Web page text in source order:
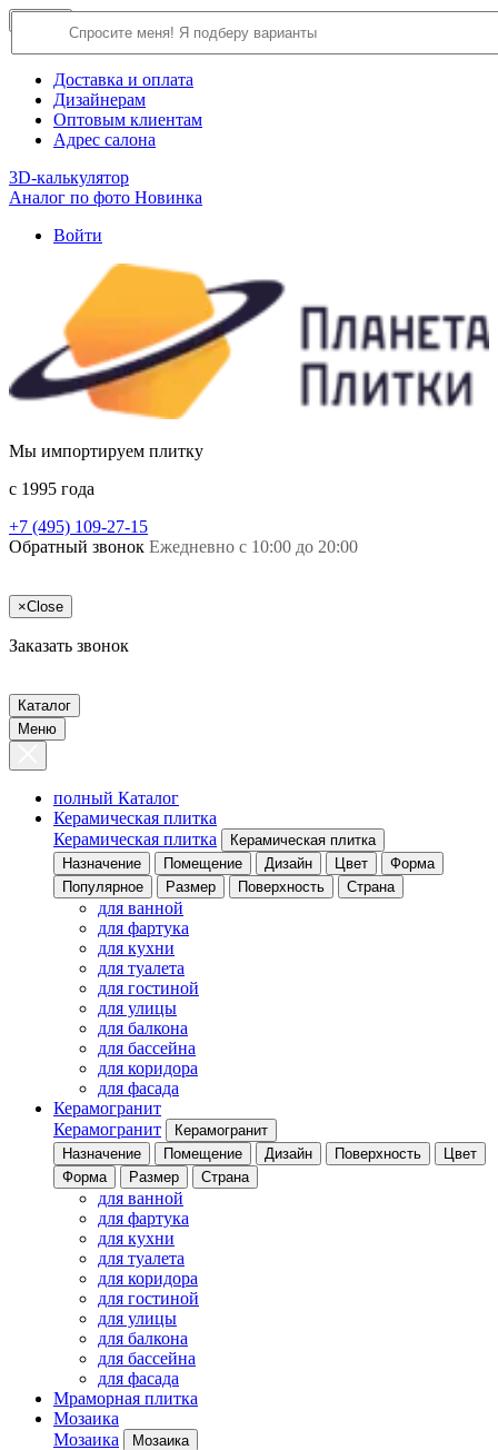
О компании
Доставка и оплата
Дизайнерам
Оптовым клиентам
Адрес салона
3D-калькулятор
Аналог по фото Новинка
Войти
Мы импортируем плитку
c 1995 года
+7 (495) 109-27-15
Обратный звонок Ежедневно с 10:00 до 20:00
×Close
Заказать звонок
Каталог
Меню
полный Каталог
Керамическая плитка
Керамическая плитка
Керамическая плитка
Назначение
Помещение Дизайн Цвет
Форма
Популярное
Размер Поверхность Страна
для ванной
для фартука
для кухни
для туалета
для гостиной
для улицы
для балкона
для бассейна
для коридора
для фасада
Керамогранит
Керамогранит
Керамогранит
Назначение
Помещение Дизайн Поверхность
Цвет
Форма
Размер Страна
для ванной
для фартука
для кухни
для туалета
для коридора
для гостиной
для улицы
для балкона
для бассейна
для фасада
Мраморная плитка
Мозаика
Мозаика
Мозаика